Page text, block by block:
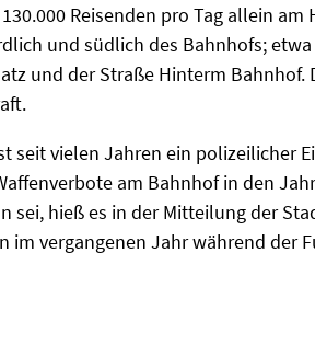
Reisenden pro Tag allein
und südlich des Bahnhofs;
und der Straße Hinterm Bahnhof.
seit vielen Jahren ein polizeilicher
am Bahnhof in den
sei, hieß es in der Mitteilung der
im vergangenen Jahr während der